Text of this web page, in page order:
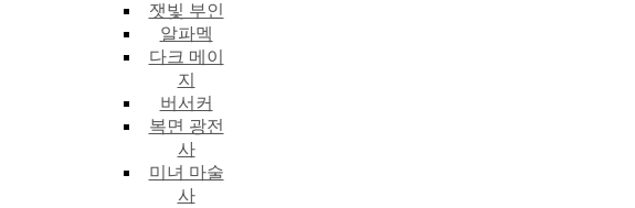
잿빛 부인
알파멕
다크 메이
지
버서커
복면 광전
사
미녀 마술
사